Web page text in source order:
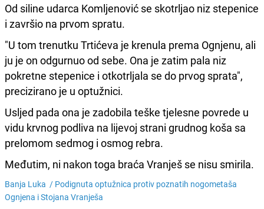
Od siline udarca Komljenović se skotrljao niz stepenice
i završio na prvom spratu.
"U tom trenutku Trtićeva je krenula prema Ognjenu, ali
ju je on odgurnuo od sebe. Ona je zatim pala niz
pokretne stepenice i otkotrljala se do prvog sprata",
precizirano je u optužnici.
Usljed pada ona je zadobila teške tjelesne povrede u
vidu krvnog podliva na lijevoj strani grudnog koša sa
prelomom sedmog i osmog rebra.
Međutim, ni nakon toga braća Vranješ se nisu smirila.
Banja Luka / Podignuta optužnica protiv poznatih nogometaša
Ognjena i Stojana Vranješa